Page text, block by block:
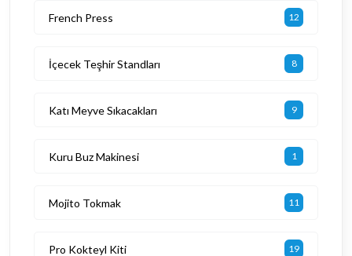
French Press 12
İçecek Teşhir Standları 8
Katı Meyve Sıkacakları 9
Kuru Buz Makinesi 1
Mojito Tokmak 11
Pro Kokteyl Kiti 19